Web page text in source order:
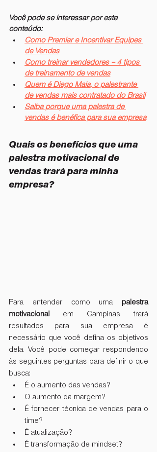
Você pode se interessar por este
conteúdo:
Como Premiar e Incentivar Equipes
de Vendas
Como treinar vendedores – 4 tipos
de treinamento de vendas
Quem é Diego Maia, o palestrante
de vendas mais contratado do Brasil
Saiba porque uma palestra de
vendas é benéfica para sua empresa
Quais os benefícios que uma
palestra motivacional de
vendas trará para minha
empresa?
Para entender como uma palestra
motivacional em Campinas trará
resultados para sua empresa é
necessário que você defina os objetivos
dela. Você pode começar respondendo
às seguintes perguntas para definir o que
busca:
É o aumento das vendas?
O aumento da margem?
É fornecer técnica de vendas para o
time?
É atualização?
É transformação de mindset?